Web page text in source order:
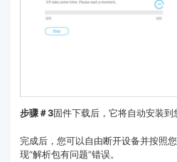
步骤＃3固件下载后，它将自动安装到
完成后，您可以自由断开设备并按照
现“解析包有问题”错误。